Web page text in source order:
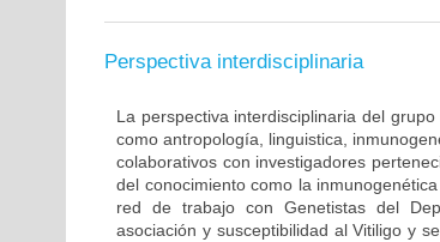
Perspectiva interdisciplinaria
La perspectiva interdisciplinaria del
como antropología, linguistica,
colaborativos con investigadores
del conocimiento como la
red de trabajo con Genetistas del
asociación y susceptibilidad al Vitiligo y